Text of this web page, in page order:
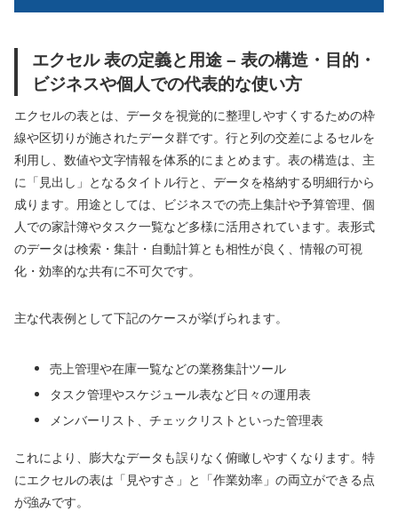
エクセル 表の定義と用途 – 表の構造・目的・
ビジネスや個人での代表的な使い方
エクセルの表とは、データを視覚的に整理しやすくするための枠
線や区切りが施されたデータ群です。行と列の交差によるセルを
利用し、数値や文字情報を体系的にまとめます。表の構造は、主
に「見出し」となるタイトル行と、データを格納する明細行から
成ります。用途としては、ビジネスでの売上集計や予算管理、個
人での家計簿やタスク一覧など多様に活用されています。表形式
のデータは検索・集計・自動計算とも相性が良く、情報の可視
化・効率的な共有に不可欠です。
主な代表例として下記のケースが挙げられます。
売上管理や在庫一覧などの業務集計ツール
タスク管理やスケジュール表など日々の運用表
メンバーリスト、チェックリストといった管理表
これにより、膨大なデータも誤りなく俯瞰しやすくなります。特
にエクセルの表は「見やすさ」と「作業効率」の両立ができる点
が強みです。